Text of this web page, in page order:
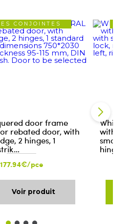
CONJOINTES
door frame
rebated door, with
2 hinges, 1
177.94€/pce
Voir produit
White
with
smooth
hinges,